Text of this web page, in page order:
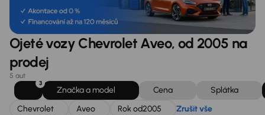
Ojeté vozy Chevrolet Aveo, od 2005 na
prodej
5 aut
3
Značka a model Cena
Splátka
Chevrolet
Aveo Rok od2005 Zrušit vše